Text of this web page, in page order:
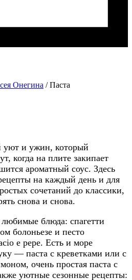
Онегина / Паста
и ужин, который
когда на плите закипает
ароматный соус. Здесь
на каждый день и для
сочетаний до классики,
снова и снова.
блюда: спагетти
болоньезе и песто
e pepe. Есть и море
— паста с креветками или с
очень простая паста с
уютные сезонные рецепты: